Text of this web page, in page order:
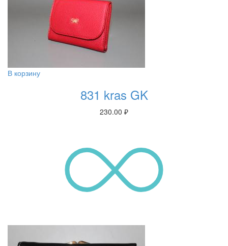
В корзину
831 kras GK
230.00 ₽